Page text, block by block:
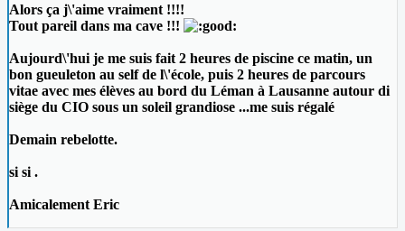
Alors ça j\'aime vraiment !!!!
Tout pareil dans ma cave !!!
Aujourd\'hui je me suis fait 2 heures de piscine ce matin, un
bon gueuleton au self de l\'école, puis 2 heures de parcours
vitae avec mes élèves au bord du Léman à Lausanne autour di
siège du CIO sous un soleil grandiose ...me suis régalé
Demain rebelotte.
si si .
Amicalement Eric